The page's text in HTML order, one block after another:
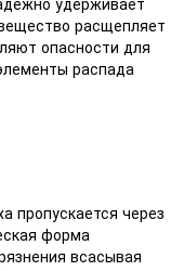
расщепляет
опасности для
распада
пропускается через
форма
всасывая